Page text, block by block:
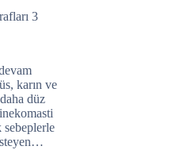
3
karın ve
düz
sebeplerle